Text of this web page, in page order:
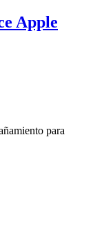
Apple
para